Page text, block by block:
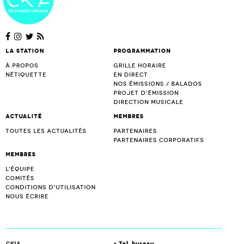
La station
À propos
Nétiquette
Programmation
Grille horaire
En direct
Nos émissions / Balados
Projet d’Émission
Direction musicale
Actualité
Toutes les actualités
Membres
Partenaires
Partenaires corporatifs
Membres
L'équipe
Comités
Conditions d'utilisation
Nous écrire